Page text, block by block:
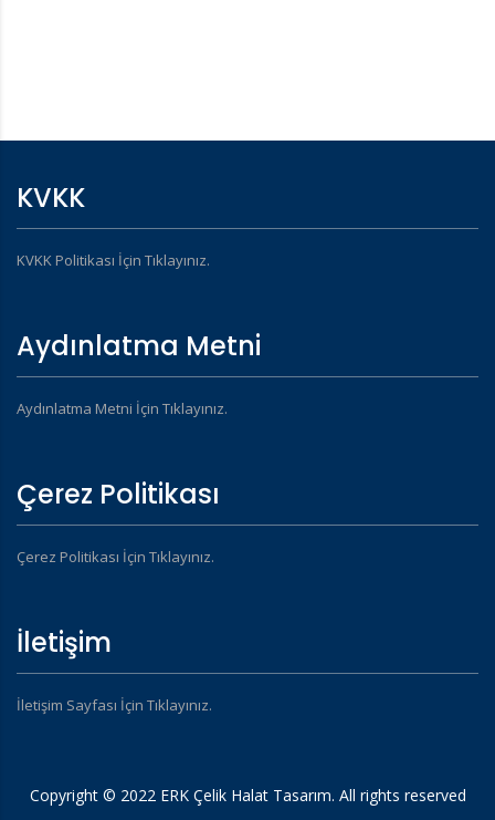
KVKK
KVKK Politikası İçin Tıklayınız.
Aydınlatma Metni
Aydınlatma Metni İçin Tıklayınız.
Çerez Politikası
Çerez Politikası İçin Tıklayınız.
İletişim
İletişim Sayfası İçin Tıklayınız.
Copyright © 2022 ERK Çelik Halat Tasarım. All rights reserved